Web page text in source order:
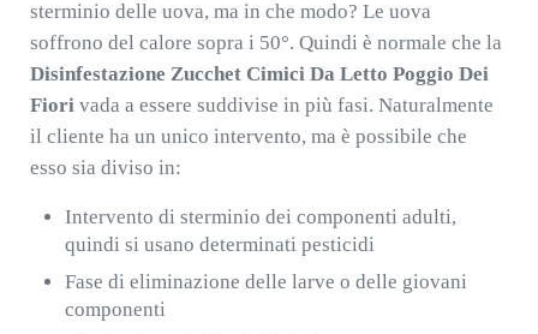
sterminio delle uova, ma in che modo? Le uova
soffrono del calore sopra i 50°. Quindi è normale che la
Disinfestazione Zucchet Cimici Da Letto Poggio Dei
Fiorivada a essere suddivise in più fasi. Naturalmente
il cliente ha un unico intervento, ma è possibile che
esso sia diviso in:
Intervento di sterminio dei componenti adulti,
quindi si usano determinati pesticidi
Fase di eliminazione delle larve o delle giovani
componenti